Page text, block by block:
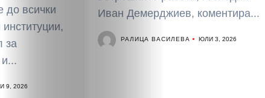
Крими
Малки
до всички
за
9, 2026
Иван Демерджиев, коментира...
РАЛИЦА ВАСИЛЕВА ЮЛИ 3, 2026